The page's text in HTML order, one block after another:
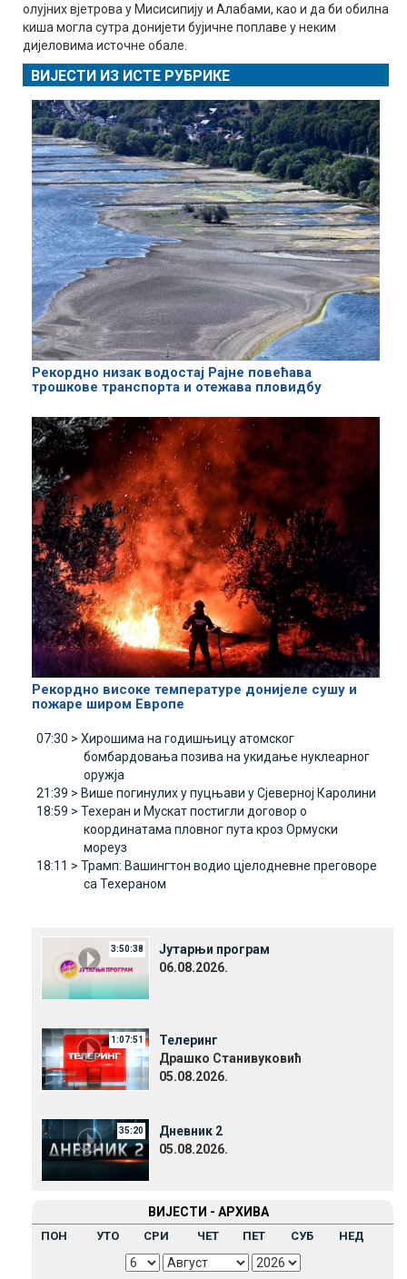
олујних вјетрова у Мисисипију и Алабами, као и да би обилна
киша могла сутра донијети бујичне поплаве у неким
дијеловима источне обале.
ВИЈЕСТИ ИЗ ИСТЕ РУБРИКЕ
Рекордно низак водостај Рајне повећава
трошкове транспорта и отежава пловидбу
Рекордно високе температуре донијеле сушу и
пожаре широм Европе
07:30 > Хирошима на годишњицу атомског
бомбардовања позива на укидање нуклеарног
оружја
21:39 > Више погинулих у пуцњави у Сјеверној Каролини
18:59 > Техеран и Мускат постигли договор о
координатама пловног пута кроз Ормуски
мореуз
18:11 > Трамп: Вашингтон водио цјелодневне преговоре
са Техераном
3:50:38
Јутарњи програм
06.08.2026.
1:07:51
Телеринг
Драшко Станивуковић
05.08.2026.
35:20
Дневник 2
05.08.2026.
ВИЈЕСТИ - АРХИВА
ПОН УТО СРИ ЧЕТ ПЕТ СУБ НЕД